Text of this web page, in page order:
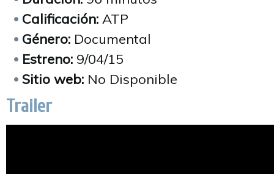
Calificación: ATP
Género: Documental
Estreno: 9/04/15
Sitio web: No Disponible
Trailer